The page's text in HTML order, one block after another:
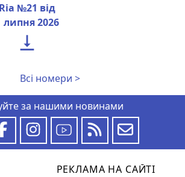
Ria №21 від
липня 2026

Всі номери >
за нашими новинами
РЕКЛАМА НА САЙТІ